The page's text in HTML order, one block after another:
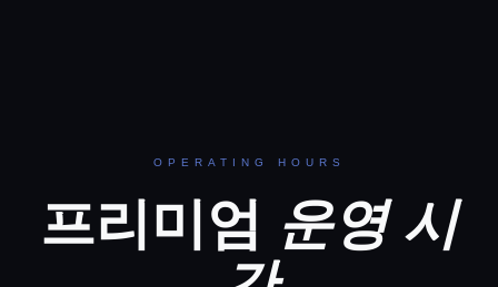
OPERATING HOURS
프리미엄 운영 시